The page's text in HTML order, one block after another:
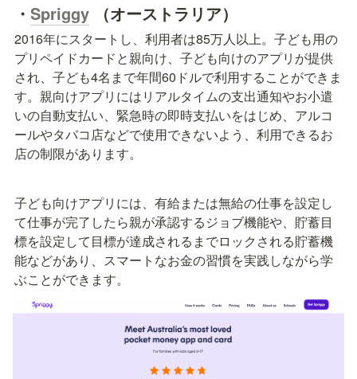
・ Spriggy （オーストラリア）
2016年にスタートし、利用者は85万人以上。子ども用の
プリペイドカードと親向け、子ども向けのアプリが提供
され、子ども4名まで年間60ドルで利用することができま
す。親向けアプリにはリアルタイムの支出通知やお小遣
いの自動支払い、緊急時の即時支払いをはじめ、アルコ
ールやタバコ店などで使用できないよう、利用できるお
店の制限があります。
子ども向けアプリには、有給または無給の仕事を設定し
て仕事が完了したら親が承認するジョブ機能や、貯蓄目
標を設定して目標が達成されるまでロックされる貯蓄機
能などがあり、スマートなお金の習慣を実践しながら学
ぶことができます。